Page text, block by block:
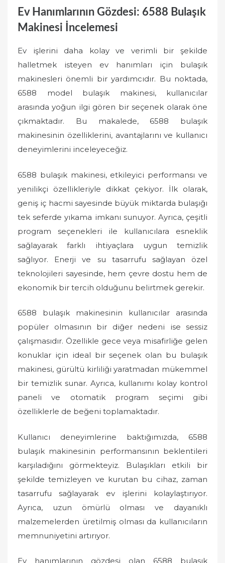
Ev Hanımlarının Gözdesi: 6588 Bulaşık
Makinesi İncelemesi
Ev işlerini daha kolay ve verimli bir şekilde
halletmek isteyen ev hanımları için bulaşık
makinesleri önemli bir yardımcıdır. Bu noktada,
6588 model bulaşık makinesi, kullanıcılar
arasında yoğun ilgi gören bir seçenek olarak öne
çıkmaktadır. Bu makalede, 6588 bulaşık
makinesinin özelliklerini, avantajlarını ve kullanıcı
deneyimlerini inceleyeceğiz.
6588 bulaşık makinesi, etkileyici performansı ve
yenilikçi özellikleriyle dikkat çekiyor. İlk olarak,
geniş iç hacmi sayesinde büyük miktarda bulaşığı
tek seferde yıkama imkanı sunuyor. Ayrıca, çeşitli
program seçenekleri ile kullanıcılara esneklik
sağlayarak farklı ihtiyaçlara uygun temizlik
sağlıyor. Enerji ve su tasarrufu sağlayan özel
teknolojileri sayesinde, hem çevre dostu hem de
ekonomik bir tercih olduğunu belirtmek gerekir.
6588 bulaşık makinesinin kullanıcılar arasında
popüler olmasının bir diğer nedeni ise sessiz
çalışmasıdır. Özellikle gece veya misafirliğe gelen
konuklar için ideal bir seçenek olan bu bulaşık
makinesi, gürültü kirliliği yaratmadan mükemmel
bir temizlik sunar. Ayrıca, kullanımı kolay kontrol
paneli ve otomatik program seçimi gibi
özelliklerle de beğeni toplamaktadır.
Kullanıcı deneyimlerine baktığımızda, 6588
bulaşık makinesinin performansının beklentileri
karşıladığını görmekteyiz. Bulaşıkları etkili bir
şekilde temizleyen ve kurutan bu cihaz, zaman
tasarrufu sağlayarak ev işlerini kolaylaştırıyor.
Ayrıca, uzun ömürlü olması ve dayanıklı
malzemelerden üretilmiş olması da kullanıcıların
memnuniyetini artırıyor.
Ev hanımlarının gözdesi olan 6588 bulaşık